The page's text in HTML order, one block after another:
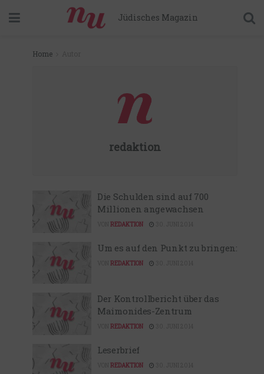
Jüdisches Magazin
Home
redaktion
Die Schulden sind auf 700
Millionen angewachsen
REDAKTION
Um es auf den Punkt zu bringen:
REDAKTION
Der Kontrollbericht über das
Maimonides-Zentrum
REDAKTION
Leserbrief
REDAKTION